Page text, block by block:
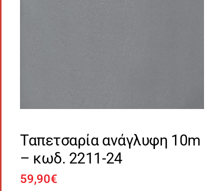
Ταπετσαρία ανάγλυφη 10m
– κωδ. 2211-24
59,90€